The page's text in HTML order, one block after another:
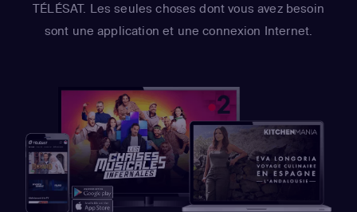
TÉLÉSAT. Les seules choses dont vous avez besoin
sont une application et une connexion Internet.